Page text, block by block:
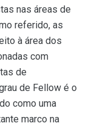
nas áreas de
referido, as
à área dos
com
de
de Fellow é o
como uma
marco na